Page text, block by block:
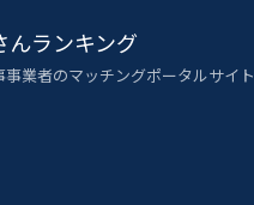
んランキング
業者のマッチングポータルサイト